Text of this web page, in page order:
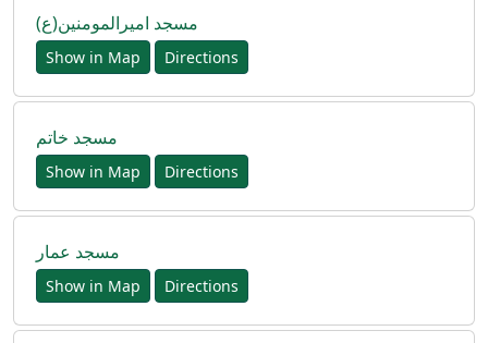
مسجد امیرالمومنین(ع)
Show in Map Directions
مسجد خاتم
Show in Map Directions
مسجد عمار
Show in Map Directions